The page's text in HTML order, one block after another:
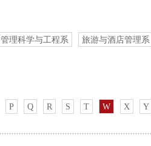
管理科学与工程系 旅游与酒店管理系
P Q R S T W X Y